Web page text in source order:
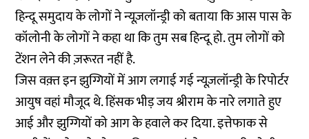
हिन्दू समुदाय के लोगों ने न्यूज़लॉन्ड्री को बताया कि आस पास के
कॉलोनी के लोगों ने कहा था कि तुम सब हिन्दू हो. तुम लोगों को
टेंशन लेने की ज़रूरत नहीं है.
जिस वक़्त इन झुग्गियों में आग लगाई गई न्यूज़लॉन्ड्री के रिपोर्टर
आयुषवहां मौजूद थे. हिंसक भीड़ जय श्रीराम के नारे लगाते हुए
आई और झुग्गियों को आग के हवाले कर दिया. इत्तेफाक से